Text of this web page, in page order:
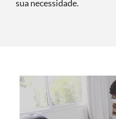
sua necessidade.